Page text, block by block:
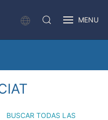
MENU
BUSCAR TODAS LAS